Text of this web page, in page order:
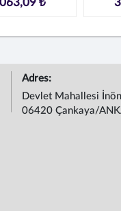
₺
Adres:
Devlet Mahallesi
06420 Çankaya/